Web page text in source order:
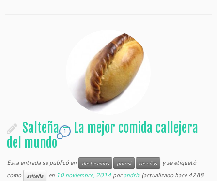
Salteña – La mejor comida callejera
del mundo
1
Esta entrada se publicó en destacamos potosí reseñas
y se etiquetó
como
salteña en 10 noviembre, 2014 porandrix(actualizado hace 4288